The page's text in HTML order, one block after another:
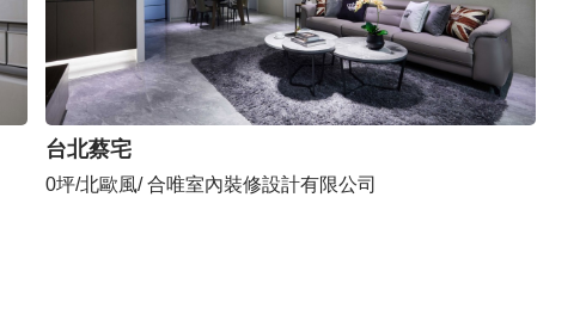
台北蔡宅
0坪/北歐風/ 合唯室內裝修設計有限公司